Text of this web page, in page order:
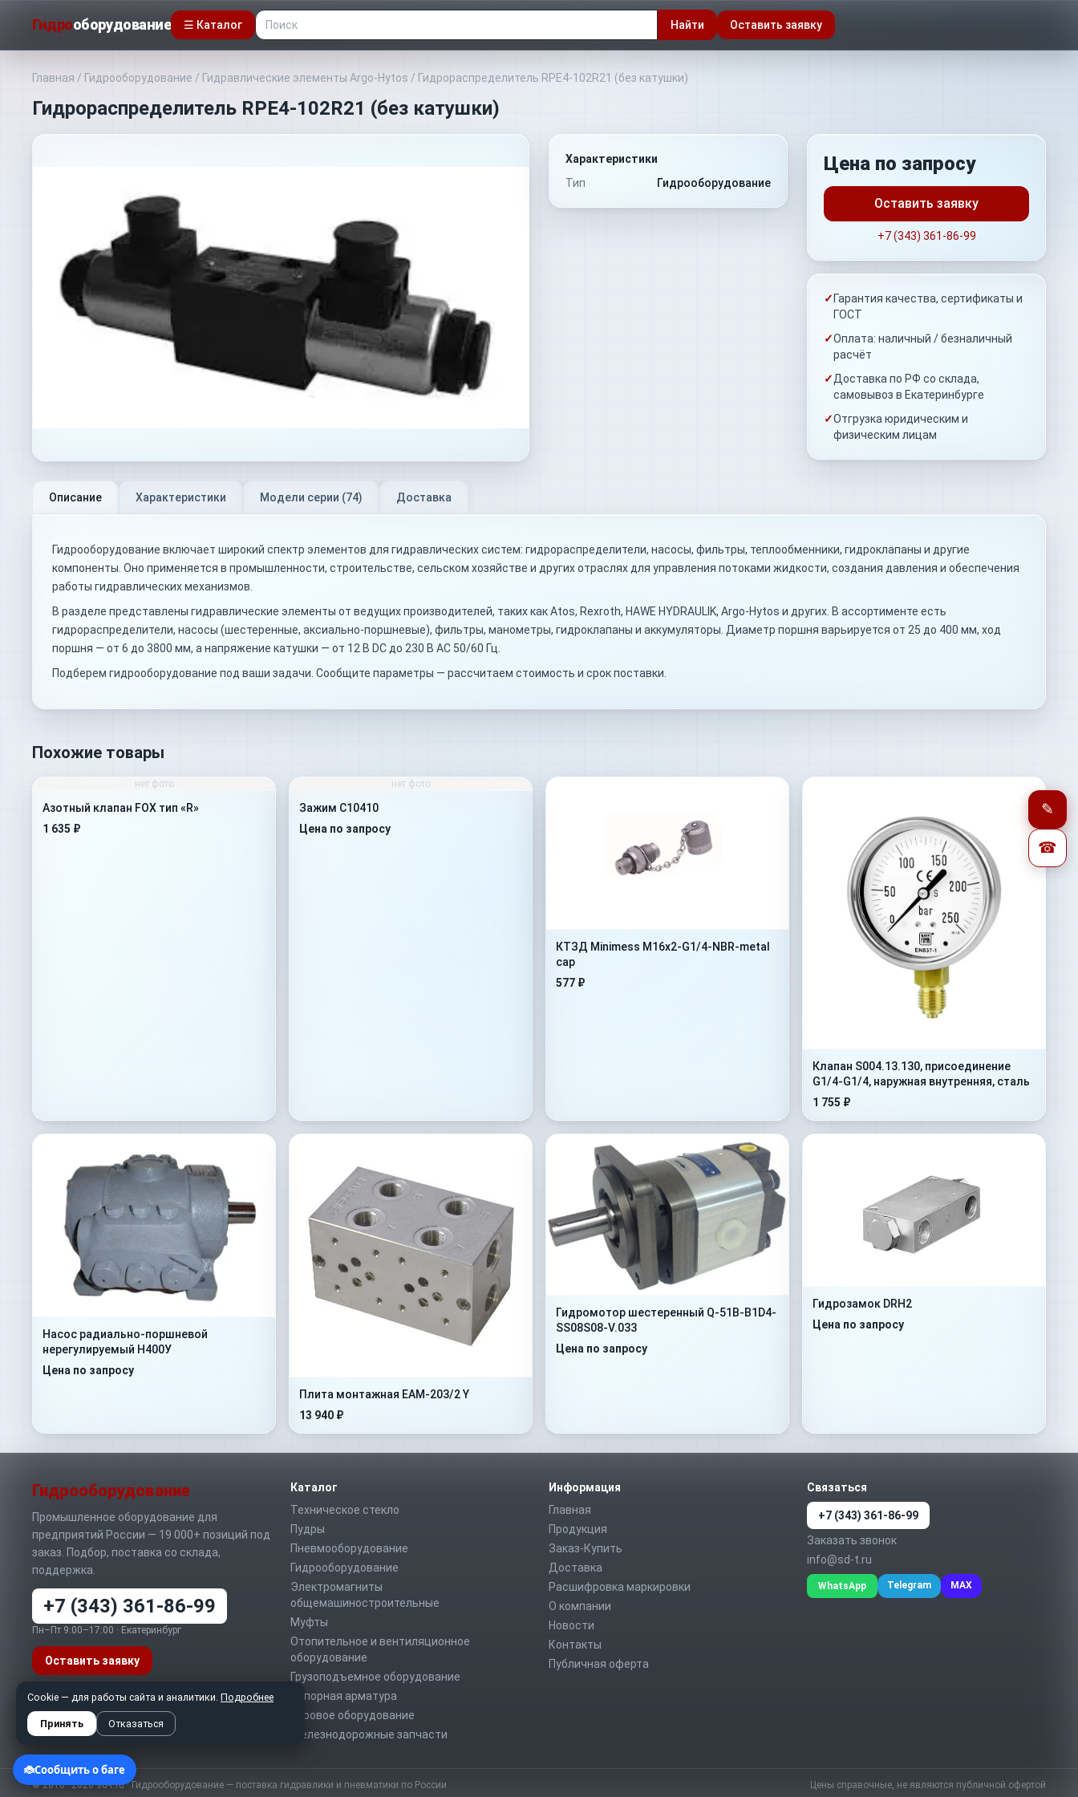
Гидрооборудование ☰ Каталог Найти Оставить заявку
Главная / Гидрооборудование / Гидравлические элементы Argo-Hytos / Гидрораспределитель RPE4-102R21 (без катушки)
Гидрораспределитель RPE4-102R21 (без катушки)
Характеристики
Тип
Гидрооборудование
Цена по запросу
Оставить заявку
+7 (343) 361-86-99
✓ Гарантия качества, сертификаты и
ГОСТ
✓Оплата: наличный / безналичный
расчёт
✓Доставка по РФ со склада,
самовывоз в Екатеринбурге
✓Отгрузка юридическим и
физическим лицам
Описание Характеристики Модели серии (74) Доставка
Гидрооборудование включает широкий спектр элементов для гидравлических систем: гидрораспределители, насосы, фильтры, теплообменники, гидроклапаны и другие
компоненты. Оно применяется в промышленности, строительстве, сельском хозяйстве и других отраслях для управления потоками жидкости, создания давления и обеспечения
работы гидравлических механизмов.
В разделе представлены гидравлические элементы от ведущих производителей, таких как Atos, Rexroth, HAWE HYDRAULIK, Argo-Hytos и других. В ассортименте есть
гидрораспределители, насосы (шестеренные, аксиально-поршневые), фильтры, манометры, гидроклапаны и аккумуляторы. Диаметр поршня варьируется от 25 до 400 мм, ход
поршня — от 6 до 3800 мм, а напряжение катушки — от 12 В DC до 230 В AC 50/60 Гц.
Подберем гидрооборудование под ваши задачи. Сообщите параметры — рассчитаем стоимость и срок поставки.
Похожие товары
нет фото
Азотный клапан FOX тип «R»
1 635 ₽
нет фото
Зажим C10410
Цена по запросу
КТЗД Minimess M16x2-G1/4-NBR-metal
cap
577 ₽
Клапан S004.13.130, присоединение
G1/4-G1/4, наружная внутренняя, сталь
1 755 ₽
Насос радиально-поршневой
нерегулируемый Н400У
Цена по запросу
Плита монтажная EAM-203/2 Y
13 940 ₽
Гидромотор шестеренный Q-51B-B1D4-
SS08S08-V.033
Цена по запросу
Гидрозамок DRH2
Цена по запросу
Гидрооборудование
Промышленное оборудование для
предприятий России — 19 000+ позиций под
заказ. Подбор, поставка со склада,
поддержка.
+7 (343) 361-86-99
Пн–Пт 9:00–17:00 · Екатеринбург
Оставить заявку
WhatsApp Telegram MAX
info@sd-t.ru
Каталог
Техническое стекло
Пудры
Пневмооборудование
Гидрооборудование
Электромагниты
общемашиностроительные
Муфты
Отопительное и вентиляционное
оборудование
Грузоподъемное оборудование
Запорная арматура
Буровое оборудование
Железнодорожные запчасти
Информация
Главная
Продукция
Заказ-Купить
Доставка
Расшифровка маркировки
О компании
Новости
Контакты
Публичная оферта
Связаться
+7 (343) 361-86-99
Заказать звонок
info@sd-t.ru
WhatsApp Telegram MAX
© 2010–2026 sd-t.ru · Гидрооборудование — поставка гидравлики и пневматики по России Цены справочные, не являются публичной офертой
Cookie — для работы сайта и аналитики. Подробнее
Принять Отказаться
✎
☎